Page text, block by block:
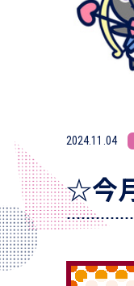
2024.11.04
☆今